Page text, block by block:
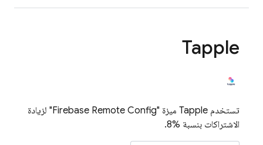
Tapple
تستخدم Tapple ميزة " Firebase Remote Config" لزيادة
الاشتراكات بنسبة %8.